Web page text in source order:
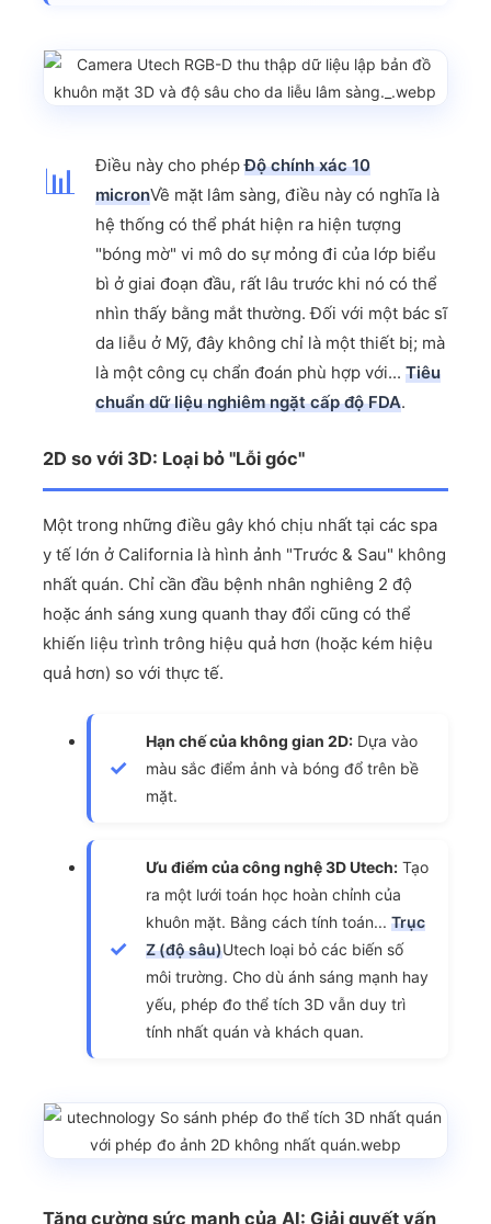
📊 Điều này cho phépĐộ chính xác 10
micronVề mặt lâm sàng, điều này có nghĩa là
hệ thống có thể phát hiện ra hiện tượng
"bóng mờ" vi mô do sự mỏng đi của lớp biểu
bì ở giai đoạn đầu, rất lâu trước khi nó có thể
nhìn thấy bằng mắt thường. Đối với một bác sĩ
da liễu ở Mỹ, đây không chỉ là một thiết bị; mà
là một công cụ chẩn đoán phù hợp với... Tiêu
chuẩn dữ liệu nghiêm ngặt cấp độ FDA.
2D so với 3D: Loại bỏ "Lỗi góc"
Một trong những điều gây khó chịu nhất tại các spa
y tế lớn ở California là hình ảnh "Trước & Sau" không
nhất quán. Chỉ cần đầu bệnh nhân nghiêng 2 độ
hoặc ánh sáng xung quanh thay đổi cũng có thể
khiến liệu trình trông hiệu quả hơn (hoặc kém hiệu
quả hơn) so với thực tế.
Hạn chế của không gian 2D:Dựa vào
màu sắc điểm ảnh và bóng đổ trên bề
mặt.
Ưu điểm của công nghệ 3D Utech:Tạo
ra một lưới toán học hoàn chỉnh của
khuôn mặt. Bằng cách tính toán... Trục
Z (độ sâu)Utech loại bỏ các biến số
môi trường. Cho dù ánh sáng mạnh hay
yếu, phép đo thể tích 3D vẫn duy trì
tính nhất quán và khách quan.
Tăng cường sức mạnh của AI: Giải quyết vấn